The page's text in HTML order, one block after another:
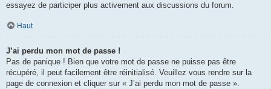
essayez de participer plus activement aux discussions du forum.
Haut
J’ai perdu mon mot de passe !
Pas de panique ! Bien que votre mot de passe ne puisse pas être
récupéré, il peut facilement être réinitialisé. Veuillez vous rendre sur la
page de connexion et cliquer sur « J’ai perdu mon mot de passe ».